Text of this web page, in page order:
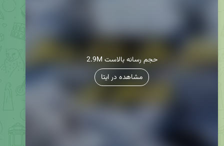
2.9M حجم رسانه بالاست
مشاهده در ایتا